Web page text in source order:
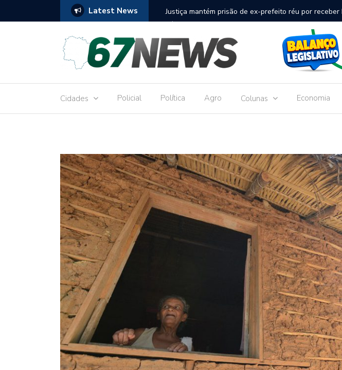
Latest News
réu por receber Pix de editora que desviou
Construção do terminal de passageiros no Aeroporto
9,8 milhões
Cidades Policial Política Agro Colunas Economia